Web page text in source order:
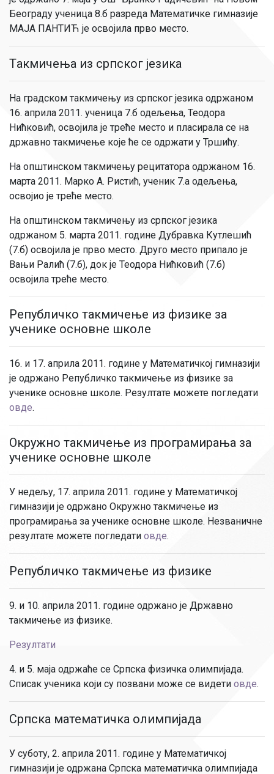
Београду ученица 8.б разреда Математичке гимназије
МАЈА ПАНТИЋ је освојила прво место.
Tакмичењa из српског језика
На градском такмичењу из српског језика одржаном
16. априла 2011. ученица 7.б одељења, Теодора
Нићковић, освојила је треће место и пласирала се на
државно такмичење које ће се одржати у Тршићу.
На општинском такмичењу рецитатора одржаном 16.
марта 2011. Марко А. Ристић, ученик 7.а одељења,
освојио је треће место.
На општинском такмичењу из српског језика
одржаном 5. марта 2011. године Дубравка Кутлешић
(7.б) освојила је прво место. Друго место припало је
Вањи Ралић (7.б), док је Теодора Нићковић (7.б)
освојила треће место.
Републичко такмичење из физике за
ученике основне школе
16. и 17. априла 2011. године у Математичкој гимназији
је одржано Републичко такмичење из физике за
ученике основне школе. Резултате можете погледати
овде.
Окружно такмичење из програмирања за
ученике основне школе
У недељу, 17. априла 2011. године у Математичкој
гимназији је одржано Окружно такмичење из
програмирања за ученике основне школе. Незваничне
резултате можете погледати овде.
Републичко такмичење из физике
9. и 10. априла 2011. године одржано је Државно
такмичење из физике.
Резултати
4. и 5. маја одржаће се Српска физичка олимпијада.
Списак ученика који су позвани може се видети овде.
Српска математичка олимпијада
У суботу, 2. априла 2011. године у Математичкој
гимназији је одржана Српска математичка олимпијада